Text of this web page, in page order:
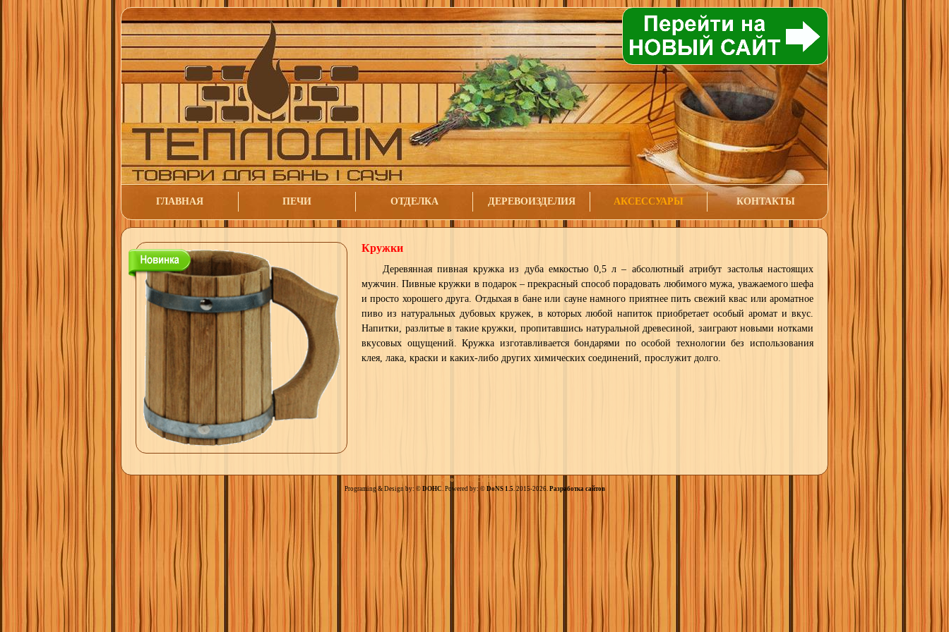
ГЛАВНАЯ ПЕЧИ ОТДЕЛКА ДЕРЕВОИЗДЕЛИЯ АКСЕССУАРЫ КОНТАКТЫ
Кружки
Деревянная пивная кружка из дуба емкостью 0,5 л – абсолютный атрибут застолья настоящих
мужчин. Пивные кружки в подарок – прекрасный способ порадовать любимого мужа, уважаемого шефа
и просто хорошего друга. Отдыхая в бане или сауне намного приятнее пить свежий квас или ароматное
пиво из натуральных дубовых кружек, в которых любой напиток приобретает особый аромат и вкус.
Напитки, разлитые в такие кружки, пропитавшись натуральной древесиной, заиграют новыми нотками
вкусовых ощущений. Кружка изготавливается бондарями по особой технологии без использования
клея, лака, краски и каких-либо других химических соединений, прослужит долго.
Всего: 60148 Сегодня:
Programing & Design by: © DOHC. Powered by: © DoNS 1.5. 2015-2026. Разработка сайтов